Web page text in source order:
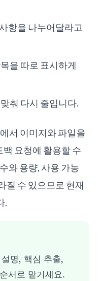
항을 나누어달라고
을 따로 표시하게
춰 다시 줄입니다.
서 이미지와 파일을
백 요청에 활용할 수
와 용량, 사용 가능
질 수 있으므로 현재
.
명, 핵심 추출,
서로 맡기세요.